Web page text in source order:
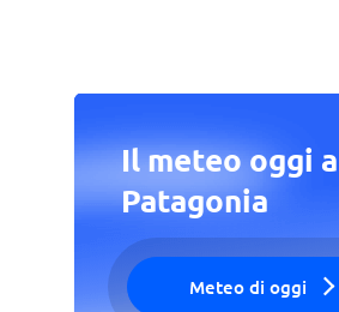
Il meteo oggi a
Patagonia
Meteo di oggi